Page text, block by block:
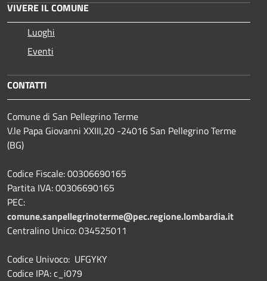
VIVERE IL COMUNE
Luoghi
Eventi
CONTATTI
Comune di San Pellegrino Terme
V.le Papa Giovanni XXIII,20 -24016 San Pellegrino Terme
(BG)
Codice Fiscale: 00306690165
Partita IVA: 00306690165
PEC:
comune.sanpellegrinoterme@pec.regione.lombardia.it
Centralino Unico: 034525011
Codice Univoco: UFGYKY
Codice IPA: c_i079